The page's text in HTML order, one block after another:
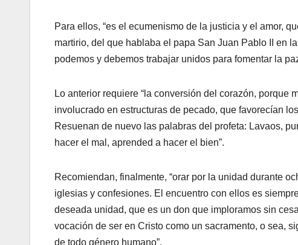
Para ellos, “es el ecumenismo de la justicia y el amor,
martirio, del que hablaba el papa San Juan Pablo II en
podemos y debemos trabajar unidos para fomentar la
Lo anterior requiere “la conversión del corazón,
involucrado en estructuras de pecado, que favorecían
Resuenan de nuevo las palabras del profeta: Lavaos,
hacer el mal, aprended a hacer el bien”.
Recomiendan, finalmente, “orar por la unidad durante
iglesias y confesiones. El encuentro con ellos es
deseada unidad, que es un don que imploramos sin
vocación de ser en Cristo como un sacramento, o sea,
de todo género humano”.